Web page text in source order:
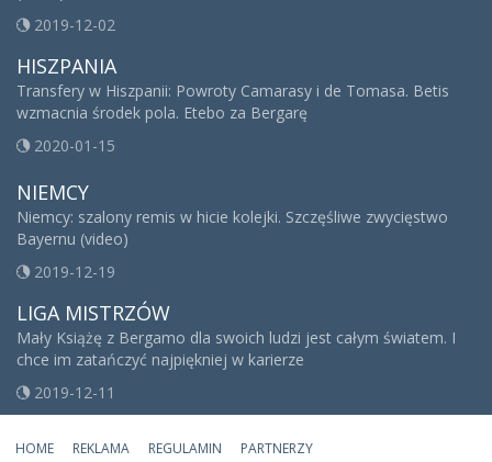
2019-12-02
HISZPANIA
Transfery w Hiszpanii: Powroty Camarasy i de Tomasa. Betis
wzmacnia środek pola. Etebo za Bergarę
2020-01-15
NIEMCY
Niemcy: szalony remis w hicie kolejki. Szczęśliwe zwycięstwo
Bayernu (video)
2019-12-19
LIGA MISTRZÓW
Mały Książę z Bergamo dla swoich ludzi jest całym światem. I
chce im zatańczyć najpiękniej w karierze
2019-12-11
HOME REKLAMA REGULAMIN PARTNERZY